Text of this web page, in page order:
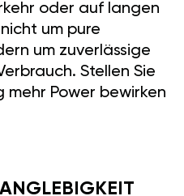
oder auf langen
um pure
um zuverlässige
Stellen Sie
mehr Power bewirken